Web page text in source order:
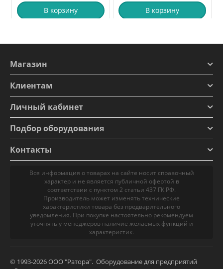
В корзину В корзину
Магазин
Клиентам
Личный кабинет
Подбор оборудования
Контакты
Вся информация о товарах на сайте носит справочный
характер и не является публичной офертой в
соответствии с пунктом 2 статьи 437 ГК РФ.
Производитель может изменять технические
характеристики товара без предварительного
уведомления. При покупке настоятельно рекомендуем
уточнять у менеджеров наличие желаемых функций и
характеристик.
© 1993-2026 ООО "Ратора". Оборудование для предприятий